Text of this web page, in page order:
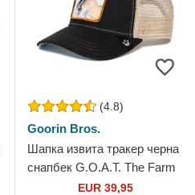
(4.8)
Goorin Bros.
Шапка извита тракер черна
снапбек G.O.A.T. The Farm
от Goorin Bros.
EUR 39,95